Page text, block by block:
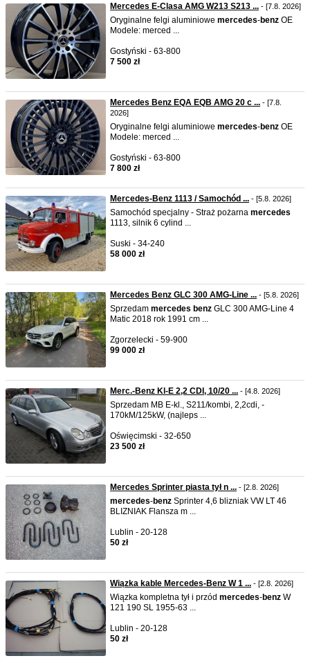
Mercedes E-Clasa AMG W213 S213 ... - [7.8. 2026]
Oryginalne felgi aluminiowe mercedes-benz OE
Modele: merced ...
Gostyński - 63-800
7 500 zł
Mercedes Benz EQA EQB AMG 20 c ... - [7.8.
2026]
Oryginalne felgi aluminiowe mercedes-benz OE
Modele: merced ...
Gostyński - 63-800
7 800 zł
Mercedes-Benz 1113 / Samochód ... - [5.8. 2026]
Samochód specjalny - Straż pożarna mercedes
1113, silnik 6 cylind ...
Suski - 34-240
58 000 zł
Mercedes Benz GLC 300 AMG-Line ... - [5.8. 2026]
Sprzedam mercedes benz GLC 300 AMG-Line 4
Matic 2018 rok 1991 cm ...
Zgorzelecki - 59-900
99 000 zł
Merc.-Benz Kl-E 2,2 CDI, 10/20 ... - [4.8. 2026]
Sprzedam MB E-kl., S211/kombi, 2,2cdi, -
170kM/125kW, (najleps ...
Oświęcimski - 32-650
23 500 zł
Mercedes Sprinter piasta tył n ... - [2.8. 2026]
mercedes-benz Sprinter 4,6 blizniak VW LT 46
BLIZNIAK Flansza m ...
Lublin - 20-128
50 zł
Wiązka kable Mercedes-Benz W 1 ... - [2.8. 2026]
Wiązka kompletna tył i przód mercedes-benz W
121 190 SL 1955-63 ...
Lublin - 20-128
50 zł